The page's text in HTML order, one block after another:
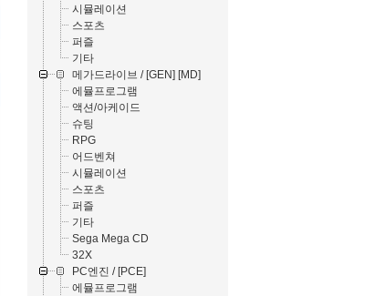
시뮬레이션
스포츠
퍼즐
기타
메가드라이브 / [GEN] [MD]
에뮬프로그램
액션/아케이드
슈팅
RPG
어드벤쳐
시뮬레이션
스포츠
퍼즐
기타
Sega Mega CD
32X
PC엔진 / [PCE]
에뮬프로그램